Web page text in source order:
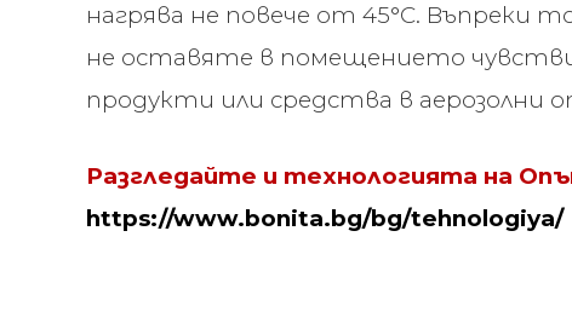
нагрява не повече от 45°С. Въпреки
не оставяте в помещението
продукти или средства в аерозолни
Разгледайте и технологията на
https://www.bonita.bg/bg/tehnologiya/